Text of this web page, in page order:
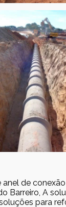
anel de
Barreiro, A
para